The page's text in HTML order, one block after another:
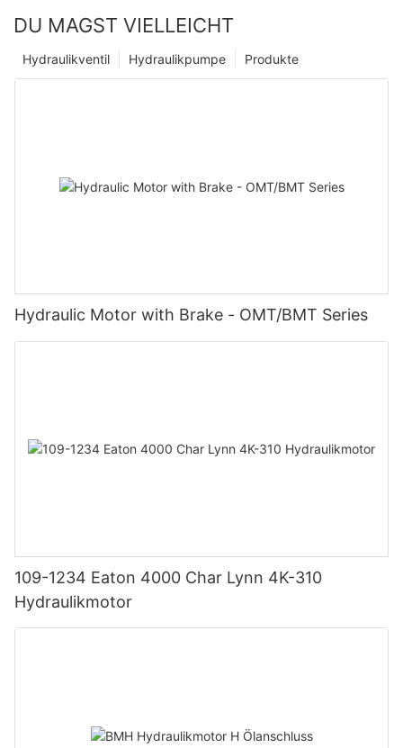
DU MAGST VIELLEICHT
Produkte
Hydraulikpumpe
Hydraulikventil
Hydraulic Motor with Brake - OMT/BMT Series
109-1234 Eaton 4000 Char Lynn 4K-310
Hydraulikmotor